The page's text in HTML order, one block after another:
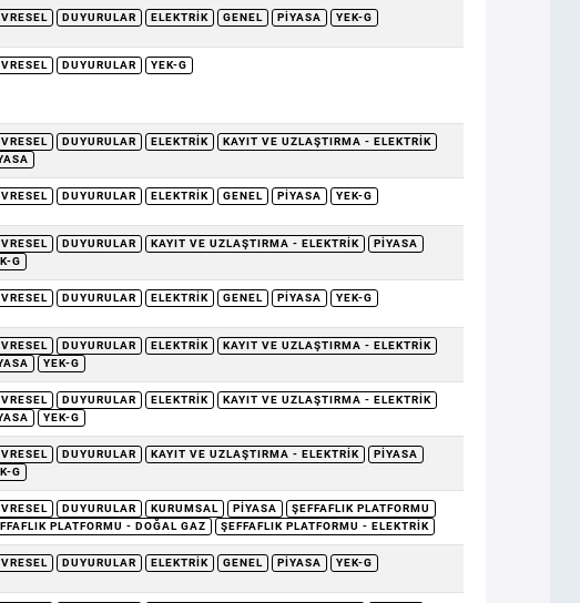
DUYURULAR ELEKTRIK GENEL PIYASA YEK-G
DUYURULAR YEK-G
DUYURULAR ELEKTRIK
KAYIT VE UZLAŞTIRMA - ELEKTRIK
DUYURULAR ELEKTRIK GENEL PIYASA YEK-G
DUYURULAR KAYIT VE UZLAŞTIRMA - ELEKTRIK
PIYASA
G
DUYURULAR ELEKTRIK GENEL PIYASA YEK-G
DUYURULAR ELEKTRIK
KAYIT VE UZLAŞTIRMA - ELEKTRIK
YEK-G
DUYURULAR ELEKTRIK
KAYIT VE UZLAŞTIRMA - ELEKTRIK
YEK-G
DUYURULAR KAYIT VE UZLAŞTIRMA - ELEKTRIK
PIYASA
G
DUYURULAR KURUMSAL PIYASA
ŞEFFAFLIK PLATFORMU
PLATFORMU - DOĞAL GAZ
ŞEFFAFLIK PLATFORMU - ELEKTRIK
DUYURULAR ELEKTRIK GENEL PIYASA YEK-G